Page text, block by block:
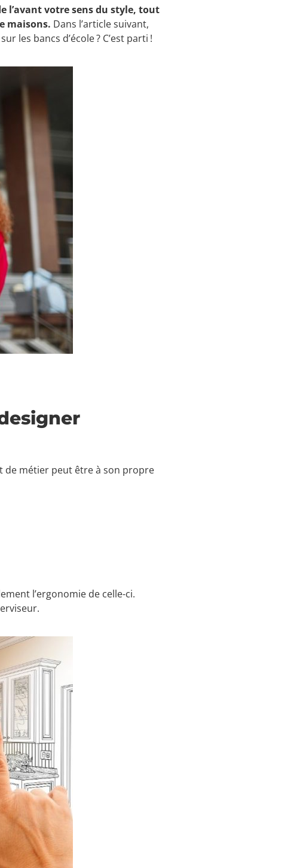
l’avant votre sens du style, tout
maisons. Dans l’article suivant,
les bancs d’école ? C’est parti !
de métier peut être à son propre
l’ergonomie de celle-ci.